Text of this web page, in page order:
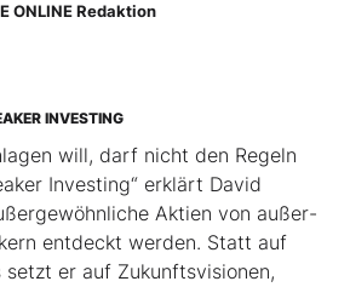
ONLINE Redaktion
INVESTING
will, darf nicht den Regeln
Investing“ erklärt David
Aktien von außer­
entdeckt werden. Statt auf
er auf Zukunftsvisionen,